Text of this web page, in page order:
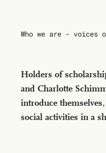
Who we are - voices
Holders of
and Charlotte
introduce
social activities in a